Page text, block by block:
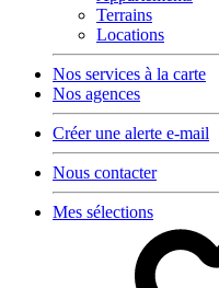
Terrains
Locations
Nos services à la carte
Nos agences
Créer une alerte e-mail
Nous contacter
Mes sélections